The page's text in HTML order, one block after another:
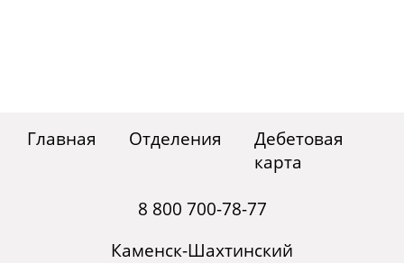
Главная Отделения
Дебетовая
карта
8 800 700-78-77
Каменск-Шахтинский